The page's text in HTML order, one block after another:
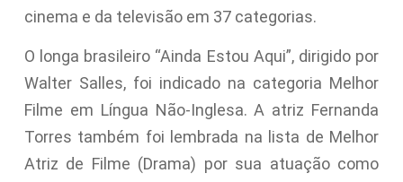
cinema e da televisão em 37 categorias.
O longa brasileiro “Ainda Estou Aqui”, dirigido por
Walter Salles, foi indicado na categoria Melhor
Filme em Língua Não-Inglesa. A atriz Fernanda
Torres também foi lembrada na lista de Melhor
Atriz de Filme (Drama) por sua atuação como